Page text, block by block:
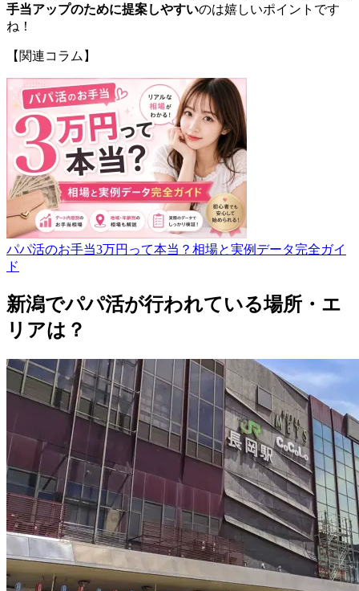
手当アップのために提案しやすいのは嬉しいポイントです
ね！
【関連コラム】
パパ活のお手当3万円って本当？相場と実例データ完全ガイ
ド
新潟でパパ活が行われている場所・エ
リアは？